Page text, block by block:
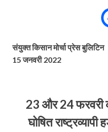
संयुक्त किसान मोर्चा प्रेस बुलिटिन
15 जनवरी 2022
23 और 24 फरवरी
घोषित